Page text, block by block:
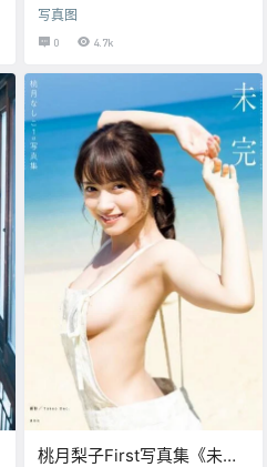
04
写真图
0 4.7k
桃月梨子First写真集《未